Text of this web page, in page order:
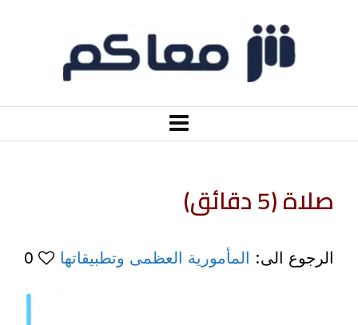
صلاة (5 دقائق)
الرجوع الى: المأمورية العظمى وتطبيقاتها 0